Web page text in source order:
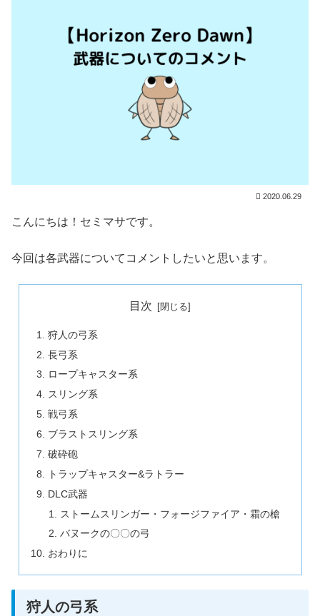
2020.06.29
こんにちは！セミマサです。
今回は各武器についてコメントしたいと思います。
目次
狩人の弓系
長弓系
ロープキャスター系
スリング系
戦弓系
ブラストスリング系
破砕砲
トラップキャスター&ラトラー
DLC武器
ストームスリンガー・フォージファイア・霜の槍
バヌークの〇〇の弓
おわりに
狩人の弓系